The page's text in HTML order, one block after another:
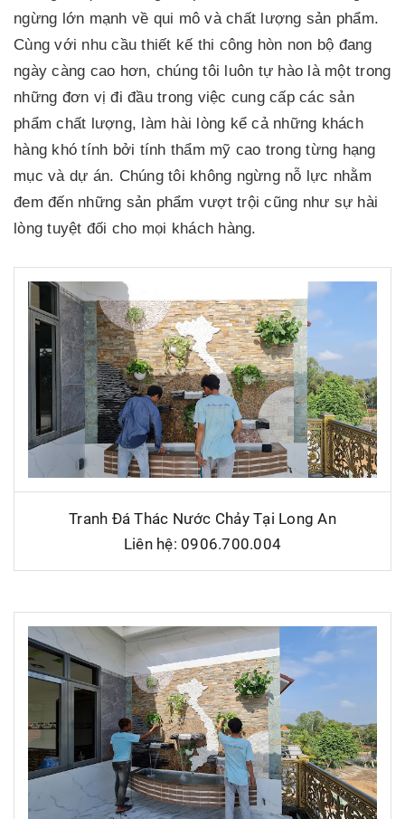
ngừng lớn mạnh về qui mô và chất lượng sản phẩm.
Cùng với nhu cầu thiết kế thi công hòn non bộ đang
ngày càng cao hơn, chúng tôi luôn tự hào là một trong
những đơn vị đi đầu trong việc cung cấp các sản
phẩm chất lượng, làm hài lòng kể cả những khách
hàng khó tính bởi tính thẩm mỹ cao trong từng hạng
mục và dự án. Chúng tôi không ngừng nỗ lực nhằm
đem đến những sản phẩm vượt trội cũng như sự hài
lòng tuyệt đối cho mọi khách hàng.
Tranh Đá Thác Nước Chảy Tại Long An
Liên hệ: 0906.700.004